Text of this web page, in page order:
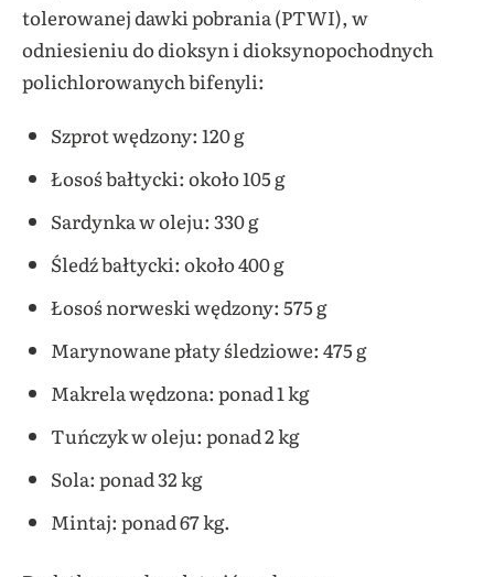
tolerowanej dawki pobrania (PTWI), w
odniesieniu do dioksyn i dioksynopochodnych
polichlorowanych bifenyli:
Szprot wędzony: 120 g
Łosoś bałtycki: około 105 g
Sardynka w oleju: 330 g
Śledź bałtycki: około 400 g
Łosoś norweski wędzony: 575 g
Marynowane płaty śledziowe: 475 g
Makrela wędzona: ponad 1 kg
Tuńczyk w oleju: ponad 2 kg
Sola: ponad 32 kg
Mintaj: ponad 67 kg.